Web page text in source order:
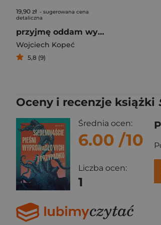
19,90 zł - sugerowana cena
detaliczna
przyjmę oddam wymienię:
Wojciech Kopeć
5,8 (9)
Oceny i recenzje książki
Średnia ocen:
6.00 /10
Liczba ocen:
1